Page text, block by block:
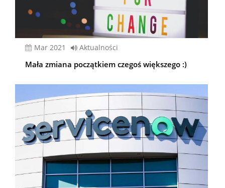
mar 2021 Aktualności
Mała zmiana początkiem czegoś większego :)